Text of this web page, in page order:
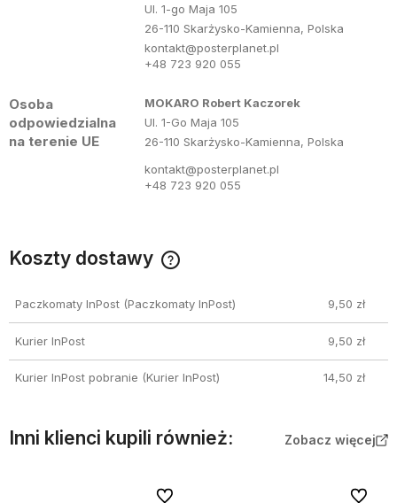
Ul. 1-go Maja 105
26-110 Skarżysko-Kamienna, Polska
kontakt@posterplanet.pl
+48 723 920 055
Osoba
odpowiedzialna
na terenie UE
MOKARO Robert Kaczorek
Ul. 1-Go Maja 105
26-110 Skarżysko-Kamienna, Polska
kontakt@posterplanet.pl
+48 723 920 055
Koszty dostawy
Paczkomaty InPost(Paczkomaty InPost) 9,50 zł
Kurier InPost 9,50 zł
Kurier InPost pobranie (Kurier InPost) 14,50 zł
Inni klienci kupili również: Zobacz więcej
Do ulubionych Do